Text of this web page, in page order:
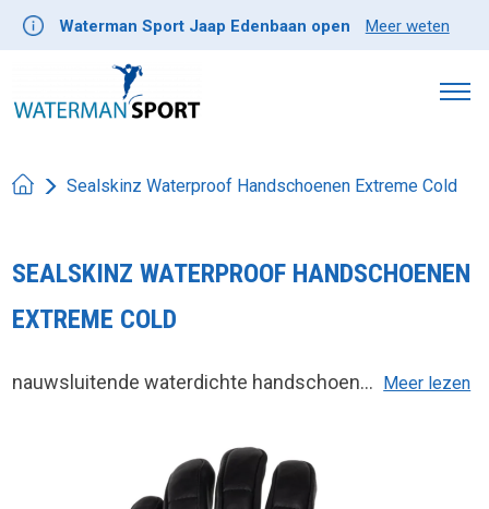
Waterman Sport Jaap Edenbaan open Meer weten
Sealskinz Waterproof Handschoenen Extreme Cold
SEALSKINZ WATERPROOF HANDSCHOENEN
EXTREME COLD
nauwsluitende waterdichte handschoen... Meer lezen
Product image slideshow Items